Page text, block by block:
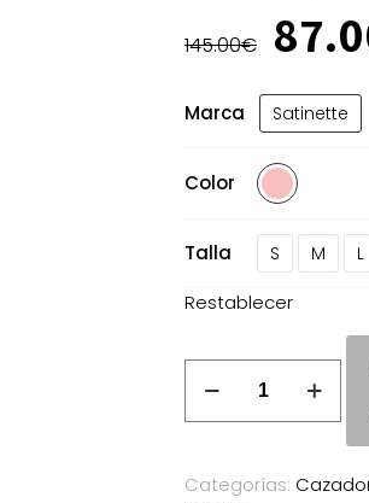
145.00€ El
era:
Marca Satinette
Color
Talla S M L
Restablecer
Satinette
rosa
cantidad
Categorías: